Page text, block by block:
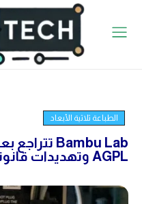
الطباعة ثلاثية الأبعاد
AGPL وتهديدات قانونية